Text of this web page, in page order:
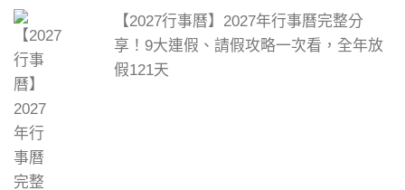
【2027行事曆】2027年行事曆完整分
享！9大連假、請假攻略一次看，全年放
假121天